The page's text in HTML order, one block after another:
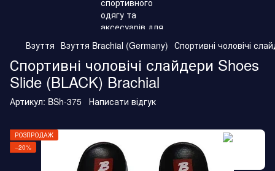
Взуття Взуття Brachial (Germany) Спортивні чоловічі
Спортивні чоловічі слайдери Shoes
Slide (BLACK) Brachial
Артикул: BSh-375 Написати відгук
РОЗПРОДАЖ
−20%